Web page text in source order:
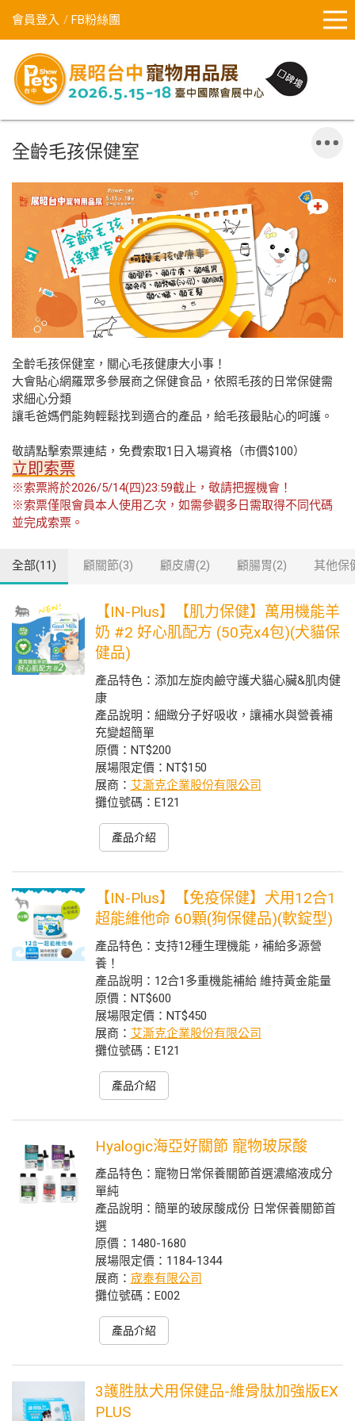
會員登入 FB粉絲團
全齡毛孩保健室
全齡毛孩保健室，關心毛孩健康大小事！
大會貼心網羅眾多參展商之保健食品，依照毛孩的日常保健需
求細心分類
讓毛爸媽們能夠輕鬆找到適合的產品，給毛孩最貼心的呵護。
敬請點擊索票連結，免費索取1日入場資格（市價$100）
立即索票
※索票將於2026/5/14(四)23:59截止，敬請把握機會！
※索票僅限會員本人使用乙次，如需參觀多日需取得不同代碼
並完成索票。
全部(11) 顧關節(3) 顧皮膚(2) 顧腸胃(2) 其他保
【IN-Plus】【肌力保健】萬用機能羊
奶 #2 好心肌配方 (50克x4包)(犬貓保
健品)
產品特色：添加左旋肉鹼守護犬貓心臟&肌肉健
康
產品說明：細緻分子好吸收，讓補水與營養補
充變超簡單
原價：NT$200
展場限定價：NT$150
展商： 艾澌克企業股份有限公司
攤位號碼：E121
產品介紹
【IN-Plus】【免疫保健】犬用12合1
超能維他命 60顆(狗保健品)(軟錠型)
產品特色：支持12種生理機能，補給多源營
養！
產品說明：12合1多重機能補給 維持黃金能量
原價：NT$600
展場限定價：NT$450
展商： 艾澌克企業股份有限公司
攤位號碼：E121
產品介紹
Hyalogic海亞好關節 寵物玻尿酸
產品特色：寵物日常保養關節首選濃縮液成分
單純
產品說明：簡單的玻尿酸成份 日常保養關節首
選
原價：1480-1680
展場限定價：1184-1344
展商： 宬泰有限公司
攤位號碼：E002
產品介紹
3護胜肽犬用保健品-維骨肽加強版EX
PLUS